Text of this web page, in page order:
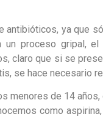
antibióticos, ya que
un proceso gripal,
claro que si se
se hace necesario
menores de 14
como